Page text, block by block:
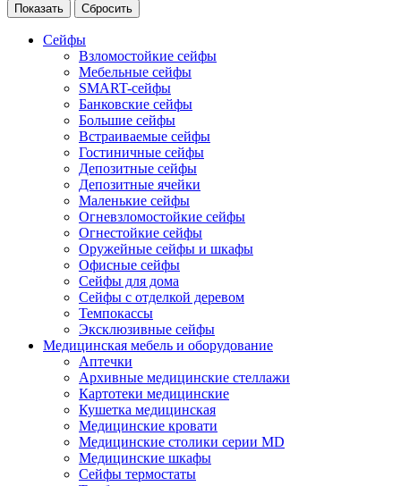
Сейфы
Взломостойкие сейфы
Мебельные сейфы
SMART-сейфы
Банковские сейфы
Большие сейфы
Встраиваемые сейфы
Гостиничные сейфы
Депозитные сейфы
Депозитные ячейки
Маленькие сейфы
Огневзломостойкие сейфы
Огнестойкие сейфы
Оружейные сейфы и шкафы
Офисные сейфы
Сейфы для дома
Сейфы с отделкой деревом
Темпокассы
Эксклюзивные сейфы
Медицинская мебель и оборудование
Аптечки
Архивные медицинские стеллажи
Картотеки медицинские
Кушетка медицинская
Медицинские кровати
Медицинские столики серии MD
Медицинские шкафы
Сейфы термостаты